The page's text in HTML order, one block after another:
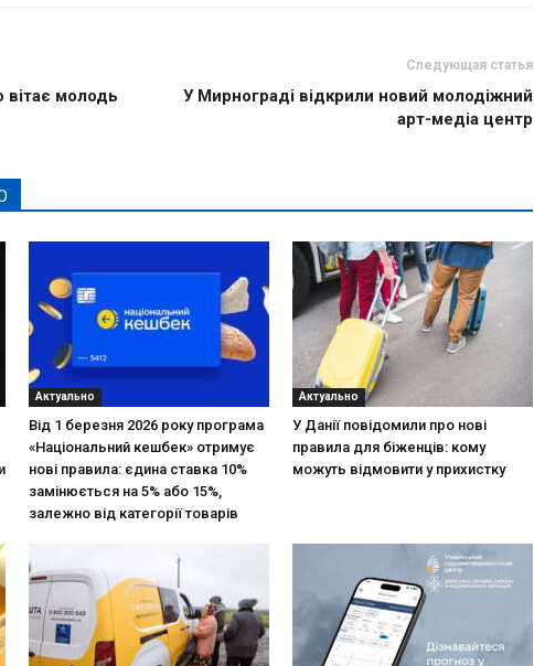
вітає молодь
Следующая статья
У Мирнограді відкрили новий молодіжний
арт-медіа центр
Актуально
Від 1 березня 2026 року програма
«Національний кешбек» отримує
нові правила: єдина ставка 10%
замінюється на 5% або 15%,
залежно від категорії товарів
Актуально
У Данії повідомили про нові
правила для біженців: кому
можуть відмовити у прихистку